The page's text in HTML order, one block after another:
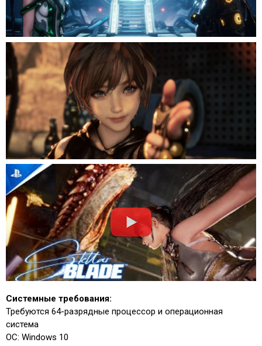
Системные требования:
Требуются 64-разрядные процессор и операционная
система
ОС: Windows 10